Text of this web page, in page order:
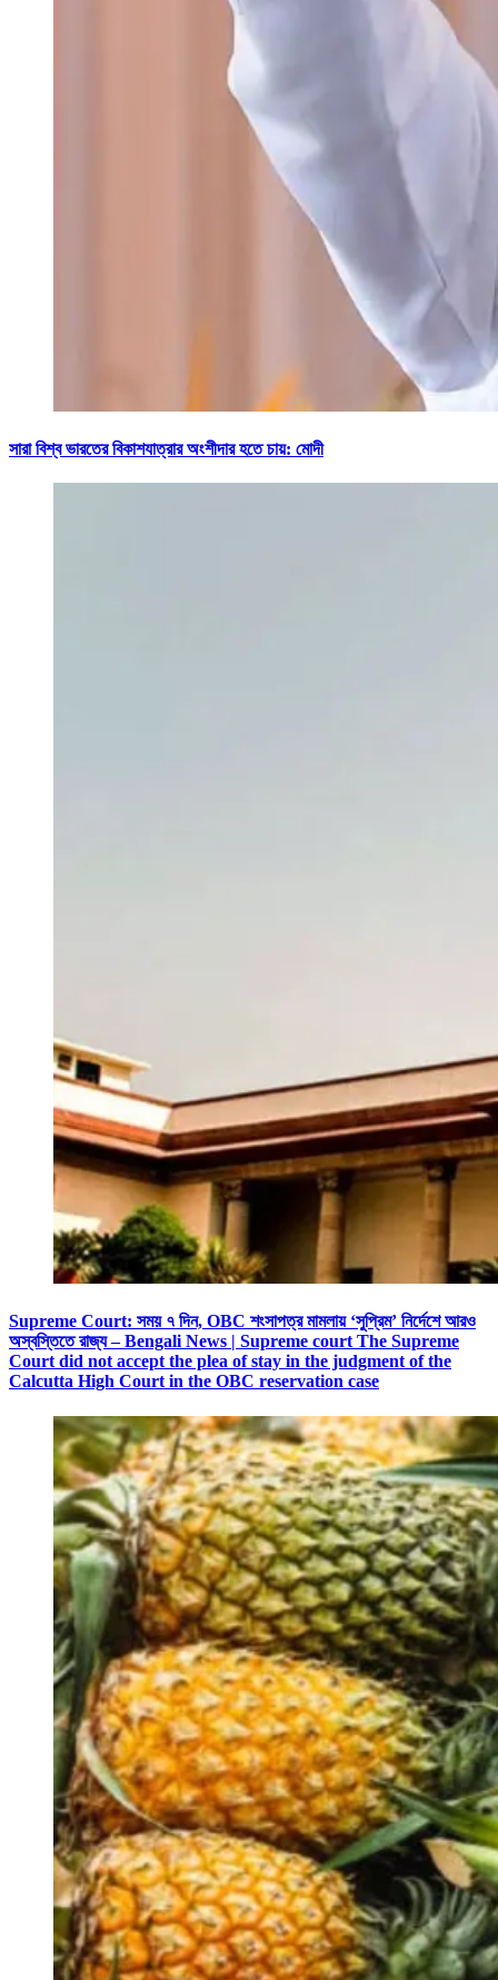
সারা বিশ্ব ভারতের বিকাশযাত্রার অংশীদার হতে চায়: মোদী
Supreme Court: সময় ৭ দিন, OBC শংসাপত্র মামলায় ‘সুপ্রিম’ নির্দেশে আরও
অস্বস্তিতে রাজ্য – Bengali News | Supreme court The Supreme
Court did not accept the plea of ​​stay in the judgment of the
Calcutta High Court in the OBC reservation case